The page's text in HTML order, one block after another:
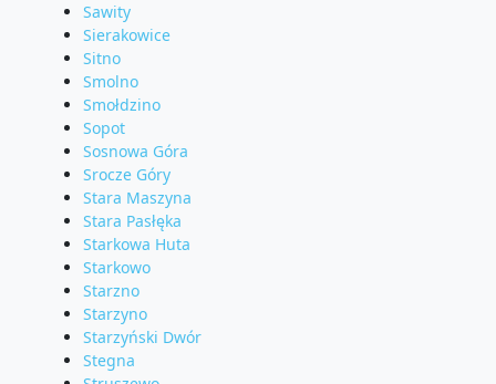
Sawity
Sierakowice
Sitno
Smolno
Smołdzino
Sopot
Sosnowa Góra
Srocze Góry
Stara Maszyna
Stara Pasłęka
Starkowa Huta
Starkowo
Starzno
Starzyno
Starzyński Dwór
Stegna